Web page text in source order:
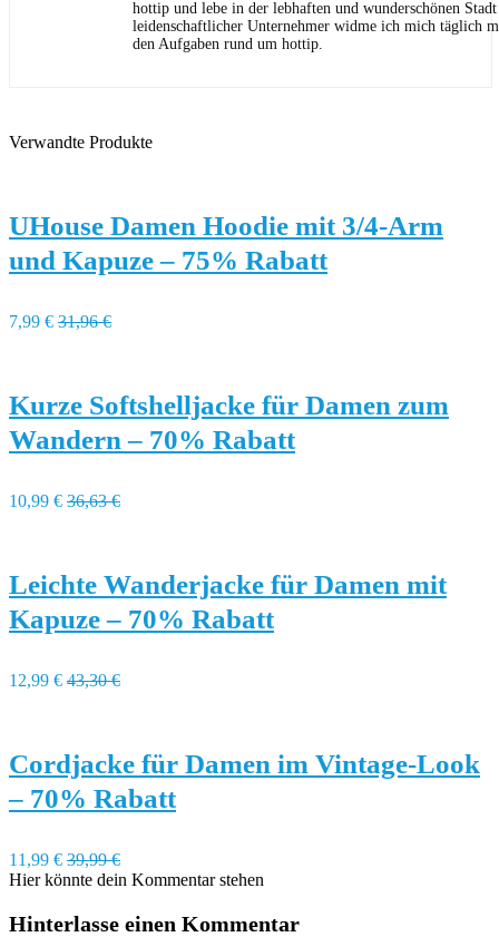
hottip und lebe in der lebhaften und wunderschönen
leidenschaftlicher Unternehmer widme ich mich täglich
den Aufgaben rund um hottip.
Verwandte Produkte
UHouse Damen Hoodie mit 3/4-Arm
und Kapuze – 75% Rabatt
7,99 € 31,96 €
Kurze Softshelljacke für Damen zum
Wandern – 70% Rabatt
10,99 € 36,63 €
Leichte Wanderjacke für Damen mit
Kapuze – 70% Rabatt
12,99 € 43,30 €
Cordjacke für Damen im Vintage-Look
– 70% Rabatt
11,99 € 39,99 €
Hier könnte dein Kommentar stehen
Hinterlasse einen Kommentar